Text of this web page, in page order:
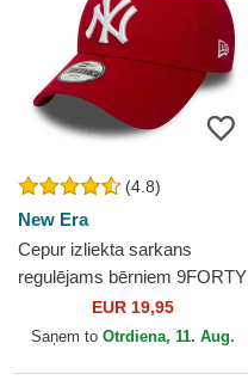
(4.8)
New Era
Cepur izliekta sarkans
regulējams bērniem 9FORTY
Essential no New York
Yankees MLB no New Era
EUR 19,95
Saņem to Otrdiena, 11. Aug.